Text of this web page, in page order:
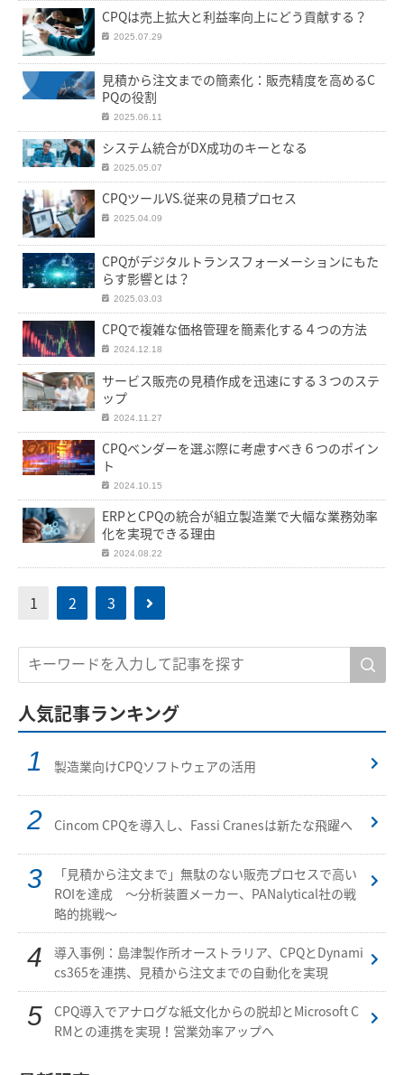
CPQは売上拡大と利益率向上にどう貢献する？
2025.07.29
見積から注文までの簡素化：販売精度を高めるC
PQの役割
2025.06.11
システム統合がDX成功のキーとなる
2025.05.07
CPQツールVS.従来の見積プロセス
2025.04.09
CPQがデジタルトランスフォーメーションにもた
らす影響とは？
2025.03.03
CPQで複雑な価格管理を簡素化する４つの方法
2024.12.18
サービス販売の見積作成を迅速にする３つのステ
ップ
2024.11.27
CPQベンダーを選ぶ際に考慮すべき６つのポイン
ト
2024.10.15
ERPとCPQの統合が組立製造業で大幅な業務効率
化を実現できる理由
2024.08.22
1 2 3
人気記事ランキング
製造業向けCPQソフトウェアの活用
Cincom CPQを導入し、Fassi Cranesは新たな飛躍へ
「見積から注文まで」無駄のない販売プロセスで高い
ROIを達成 ～分析装置メーカー、PANalytical社の戦
略的挑戦～
導入事例：島津製作所オーストラリア、CPQとDynami
cs365を連携、見積から注文までの自動化を実現
CPQ導入でアナログな紙文化からの脱却とMicrosoft C
RMとの連携を実現！営業効率アップへ